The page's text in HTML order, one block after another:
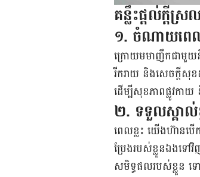
គន្លឹះ​ផ្តល់​ក្តី​
១. ចំណាយ​ពេល​
ក្រោយ​មមាញឹក​ជាមួយ​នឹង​
រីករាយ និង​សេចក្តី​សុ
ដើម្បី​សុខភាព​ផ្លូវ​កាយ​
២. ទទួល​ស្គាល់​
ពេល​ខ្លះ យើង​ហ៊ាន​បើ
ប្រែង​របស់​ខ្លួន​ឯង​ទៅ​
សមិទ្ធផល​របស់​ខ្លួន​ ទ